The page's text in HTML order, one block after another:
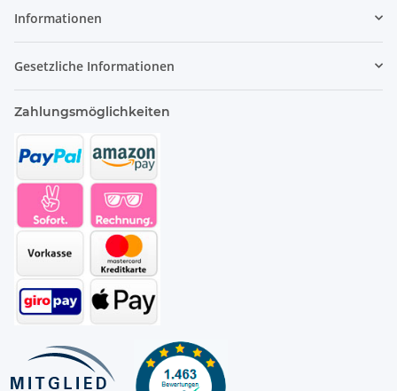
Informationen
Gesetzliche Informationen
Zahlungsmöglichkeiten